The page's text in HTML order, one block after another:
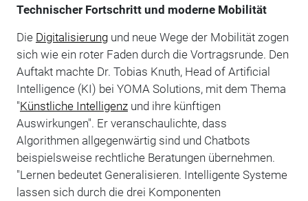
Technischer Fortschritt und moderne Mobilität
Die Digitalisierungund neue Wege der Mobilität zogen
sich wie ein roter Faden durch die Vortragsrunde. Den
Auftakt machte Dr. Tobias Knuth, Head of Artificial
Intelligence (KI) bei YOMA Solutions, mit dem Thema
"Künstliche Intelligenzund ihre künftigen
Auswirkungen". Er veranschaulichte, dass
Algorithmen allgegenwärtig sind und Chatbots
beispielsweise rechtliche Beratungen übernehmen.
"Lernen bedeutet Generalisieren. Intelligente Systeme
lassen sich durch die drei Komponenten